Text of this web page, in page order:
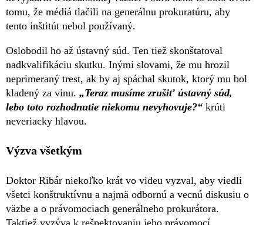
tomu, že médiá tlačili na generálnu prokuratúru, aby
tento inštitút nebol používaný.
Oslobodil ho až ústavný súd. Ten tiež skonštatoval
nadkvalifikáciu skutku. Inými slovami, že mu hrozil
neprimeraný trest, ak by aj spáchal skutok, ktorý mu bol
kladený za vinu. „Teraz musíme zrušiť ústavný súd,
lebo toto rozhodnutie niekomu nevyhovuje?“ krúti
neveriacky hlavou.
Výzva všetkým
Doktor Ribár niekoľko krát vo videu vyzval, aby viedli
všetci konštruktívnu a najmä odbornú a vecnú diskusiu o
väzbe a o právomociach generálneho prokurátora.
Taktiež vyzýva k rešpektovaniu jeho právomocí.